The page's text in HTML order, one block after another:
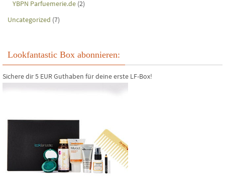
YBPN Parfuemerie.de (2)
Uncategorized (7)
Lookfantastic Box abonnieren:
Sichere dir 5 EUR Guthaben für deine erste LF-Box!